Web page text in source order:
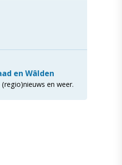
en Wâlden
en weer.